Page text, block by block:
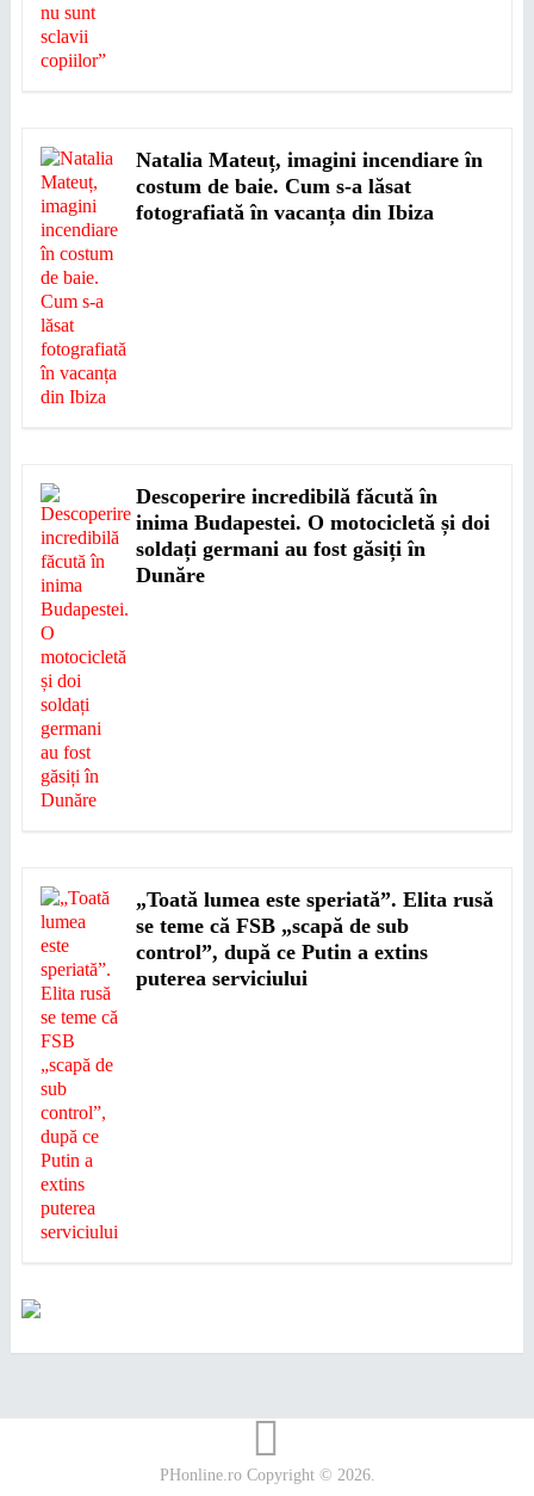
Natalia Mateuț, imagini incendiare în
costum de baie. Cum s-a lăsat
fotografiată în vacanța din Ibiza
Descoperire incredibilă făcută în
inima Budapestei. O motocicletă și doi
soldați germani au fost găsiți în
Dunăre
„Toată lumea este speriată”. Elita rusă
se teme că FSB „scapă de sub
control”, după ce Putin a extins
puterea serviciului
PHonline.roCopyright © 2026.